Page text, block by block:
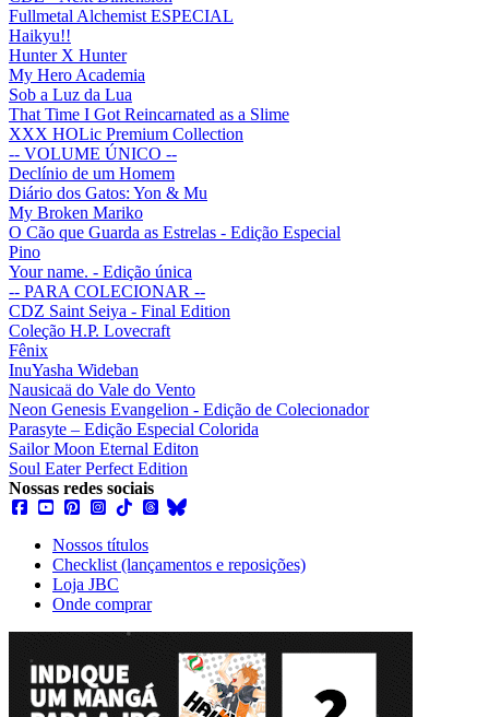
Fullmetal Alchemist ESPECIAL
Haikyu!!
Hunter X Hunter
My Hero Academia
Sob a Luz da Lua
That Time I Got Reincarnated as a Slime
XXX HOLic Premium Collection
-- VOLUME ÚNICO --
Declínio de um Homem
Diário dos Gatos: Yon & Mu
My Broken Mariko
O Cão que Guarda as Estrelas - Edição Especial
Pino
Your name. - Edição única
-- PARA COLECIONAR --
CDZ Saint Seiya - Final Edition
Coleção H.P. Lovecraft
Fênix
InuYasha Wideban
Nausicaä do Vale do Vento
Neon Genesis Evangelion - Edição de Colecionador
Parasyte – Edição Especial Colorida
Sailor Moon Eternal Editon
Soul Eater Perfect Edition
Nossas redes sociais
Nossos títulos
Checklist (lançamentos e reposições)
Loja JBC
Onde comprar